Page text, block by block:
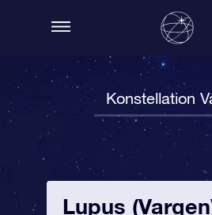
Konstellation
Lupus